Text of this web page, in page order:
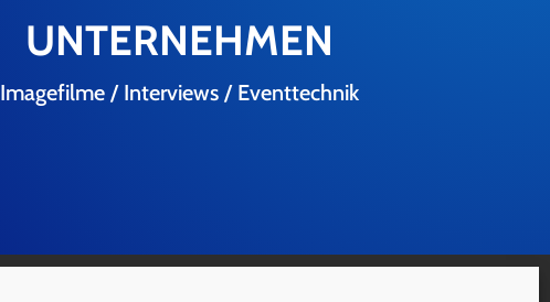
UNTERNEHMEN
Imagefilme / Interviews / Eventtechnik